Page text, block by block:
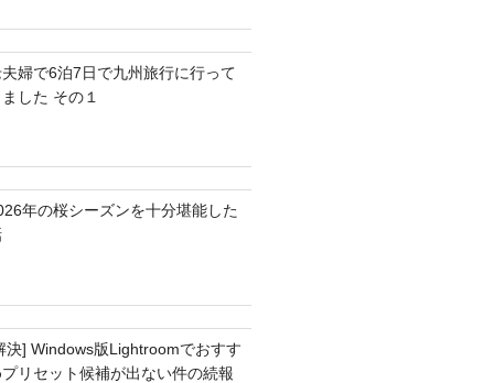
婦で6泊7日で九州旅行に行って
した その１
年の桜シーズンを十分堪能した
決] Windows版Lightroomでおすす
リセット候補が出ない件の続報